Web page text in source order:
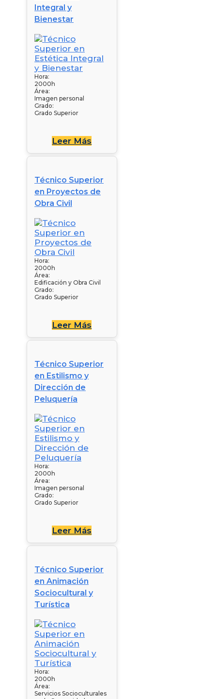
Integral y
Bienestar
Hora:
2000h
Área:
Imagen personal
Grado:
Grado Superior
Leer Más
Técnico Superior
en Proyectos de
Obra Civil
Hora:
2000h
Área:
Edificación y Obra Civil
Grado:
Grado Superior
Leer Más
Técnico Superior
en Estilismo y
Dirección de
Peluquería
Hora:
2000h
Área:
Imagen personal
Grado:
Grado Superior
Leer Más
Técnico Superior
en Animación
Sociocultural y
Turística
Hora:
2000h
Área:
Servicios Socioculturales